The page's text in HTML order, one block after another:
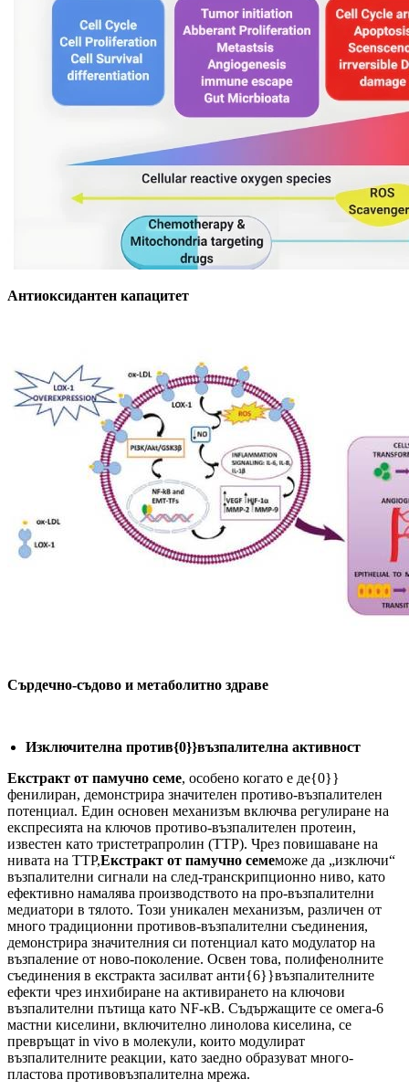
Антиоксидантен капацитет
Сърдечно-съдово и метаболитно здраве
Изключителна против{0}}възпалителна активност
Екстракт от памучно семе, особено когато е де{0}}
фенилиран, демонстрира значителен противо-възпалителен
потенциал. Един основен механизъм включва регулиране на
експресията на ключов противо-възпалителен протеин,
известен като тристетрапролин (TTP). Чрез повишаване на
нивата на TTP,Екстракт от памучно семеможе да „изключи“
възпалителни сигнали на след-транскрипционно ниво, като
ефективно намалява производството на про-възпалителни
медиатори в тялото. Този уникален механизъм, различен от
много традиционни противов-възпалителни съединения,
демонстрира значителния си потенциал като модулатор на
възпаление от ново-поколение. Освен това, полифенолните
съединения в екстракта засилват анти{6}}възпалителните
ефекти чрез инхибиране на активирането на ключови
възпалителни пътища като NF-κB. Съдържащите се омега-6
мастни киселини, включително линолова киселина, се
превръщат in vivo в молекули, които модулират
възпалителните реакции, като заедно образуват много-
пластова противовъзпалителна мрежа.